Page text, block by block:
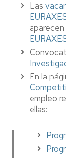
Las
aparecen
En la
empleo
ellas: